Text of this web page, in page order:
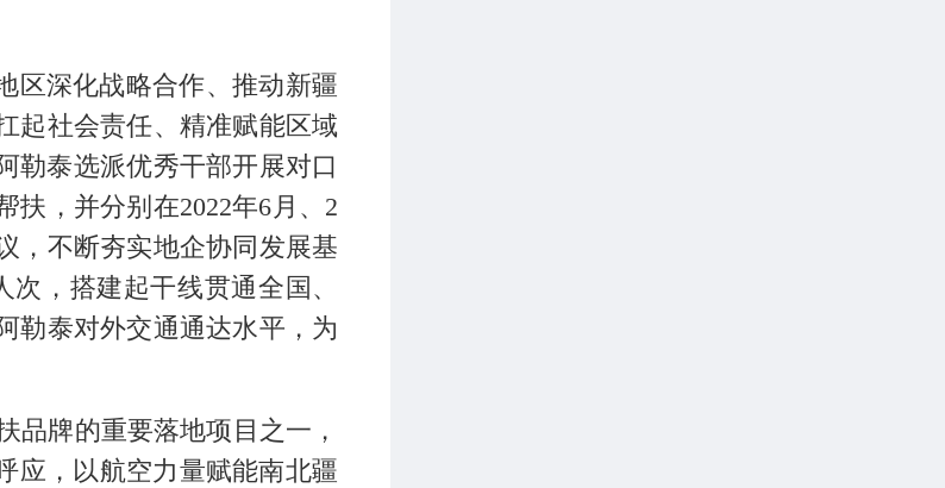
区深化战略合作、推动新疆
起社会责任、精准赋能区域
勒泰选派优秀干部开展对口
扶，并分别在2022年6月、2
，不断夯实地企协同发展基
，搭建起干线贯通全国、
勒泰对外交通通达水平，为
品牌的重要落地项目之一，
应，以航空力量赋能南北疆